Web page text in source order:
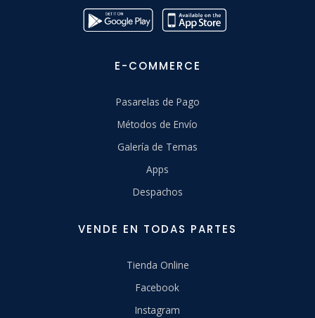
E-COMMERCE
Pasarelas de Pago
Métodos de Envío
Galería de Temas
Apps
Despachos
VENDE EN TODAS PARTES
Tienda Online
Facebook
Instagram